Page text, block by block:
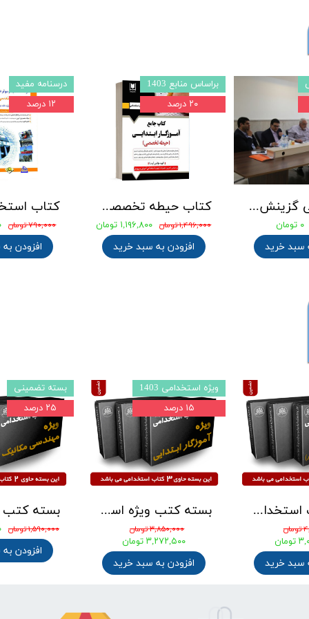
۷۹۰,۰۰۰ تومان
افزودن
درسنامه مفید
۱۲ درصد
کتاب حیطه تخصصی آزمون استخدامی آموزگار ابتدایی انتشارات آرسا
۱,۴۹۶,۰۰۰ تومان ۱,۱۹۶,۸۰۰ تومان
افزودن به سبد خرید
براساس منابع 1403
۲۰ درصد
جزوه طلایی گزینش استخدامی
۰ تومان
سبد خرید
۱,۵۹۰,۰۰۰ تومان
افزودن
بسته تضمینی
۲۵ درصد
بسته کتب ویژه استخدامی آموزگار ابتدایی مدرسان شریف 1405
۳,۸۵۰,۰۰۰ تومان
۳,۲۷۲,۵۰۰ تومان
افزودن به سبد خرید
ویژه استخدامی 1403
۱۵ درصد
بسته کتب استخدامی دبیری هنر ( دبیر فرهنگ و هنر ) آزمون آموزش و پرورش 1405
سبد خرید